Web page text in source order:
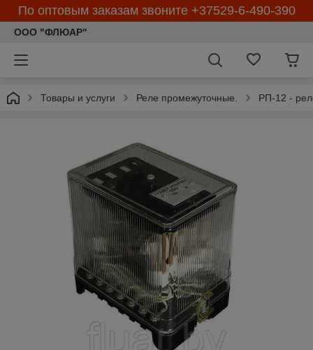
По оптовым заказам звоните +37529-6-490-390
ООО "ФЛЮАР"
Товары и услуги Реле промежуточные. РП-12 -